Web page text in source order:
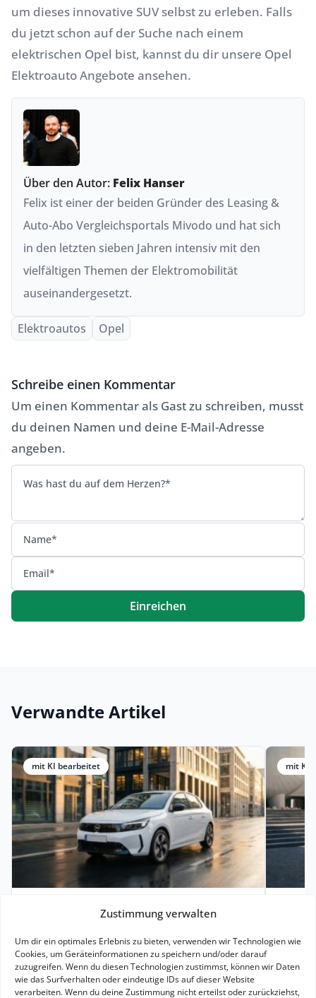
Zustimmung verwalten
Um dir ein optimales Erlebnis zu bieten, verwenden wir Technologien wie
Cookies, um Geräteinformationen zu speichern und/oder darauf
zuzugreifen. Wenn du diesen Technologien zustimmst, können wir Daten
wie das Surfverhalten oder eindeutige IDs auf dieser Website
verarbeiten. Wenn du deine Zustimmung nicht erteilst oder zurückziehst,
um dieses innovative SUV selbst zu erleben. Falls
du jetzt schon auf der Suche nach einem
elektrischen Opel bist, kannst du dir unsere Opel
Elektroauto Angebote ansehen.
Über den Autor: Felix Hanser
Felix ist einer der beiden Gründer des Leasing &
Auto-Abo Vergleichsportals Mivodo und hat sich
in den letzten sieben Jahren intensiv mit den
vielfältigen Themen der Elektromobilität
auseinandergesetzt.
Elektroautos Opel
Schreibe einen Kommentar
Um einen Kommentar als Gast zu schreiben, musst
du deinen Namen und deine E-Mail-Adresse
angeben.
Einreichen
Alternative:
Verwandte Artikel
mit KI bearbeitet
30. März 2026 2 Minuten
mtl. ohne Bereitstellung
Der Opel Corsa Electric Edition ist ein
klassischer Elektro-Kleinwagen für den
mit KI
Zwei-